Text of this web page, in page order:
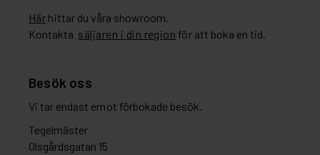
Här hittar du våra showroom.
Kontakta säljaren i din region för att boka en tid.
Besök oss
Vi tar endast emot förbokade besök.
Tegelmäster
Olsgårdsgatan 15